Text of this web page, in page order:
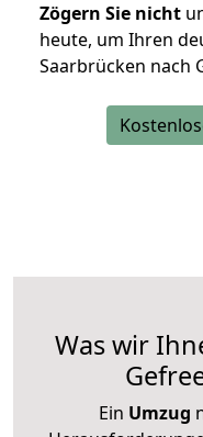
Zögern Sie nicht
heute, um Ihren
Saarbrücken nach
Was wir
Ein Umzug